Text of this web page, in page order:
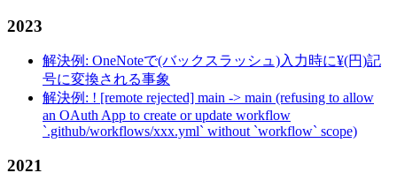
2023
解決例: OneNoteで(バックスラッシュ)入力時に¥(円)記
号に変換される事象
解決例: ! [remote rejected] main -> main (refusing to allow
an OAuth App to create or update workflow
`.github/workflows/xxx.yml` without `workflow` scope)
2021